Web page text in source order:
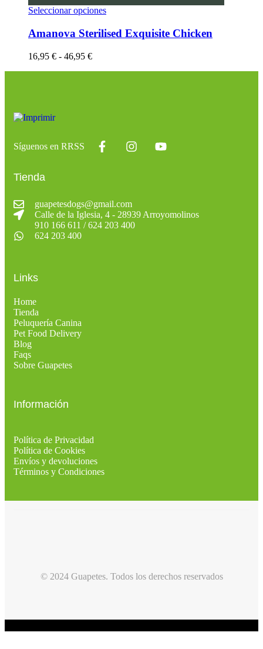
Seleccionar opciones
Amanova Sterilised Exquisite Chicken
16,95 € - 46,95 €
Síguenos en RRSS
Tienda
guapetesdogs@gmail.com
Calle de la Iglesia, 4 - 28939 Arroyomolinos
910 166 611 / 624 203 400
624 203 400
Links
Home
Tienda
Peluquería Canina
Pet Food Delivery
Blog
Faqs
Sobre Guapetes
Información
Política de Privacidad
Política de Cookies
Envíos y devoluciones
Términos y Condiciones
© 2024 Guapetes. Todos los derechos reservados